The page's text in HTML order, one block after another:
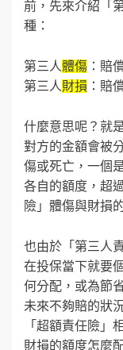
前，先來介紹「
種：
第三人體傷 ：賠
第三人財損 ：賠
什麼意思呢？就
對方的金額會被
傷或死亡，一個
各自的額度，超
險」體傷與財損
也由於「第三人
在投保當下就要
何分配，或為節
未來不夠賠的狀
「超額責任險」
財損的額度怎麼